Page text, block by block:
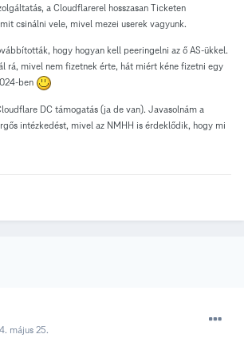
a Cloudflarerel hosszasan Ticketen
csinálni vele, mivel mezei userek vagyunk.
hogy hogyan kell peeringelni az ő AS-ükkel.
rá, mivel nem fizetnek érte, hát miért kéne fizetni egy
ben
DC támogatás (ja de van). Javasolnám a
intézkedést, mivel az NMHH is érdeklődik, hogy mi
május 25.